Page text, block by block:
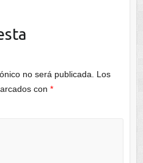
no será publicada. Los
con *